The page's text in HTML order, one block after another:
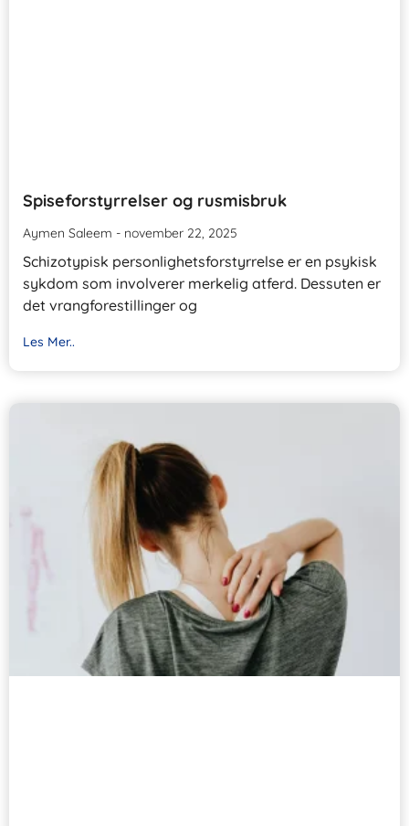
Spiseforstyrrelser og rusmisbruk
Aymen Saleem november 22, 2025
Schizotypisk personlighetsforstyrrelse er en psykisk
sykdom som involverer merkelig atferd. Dessuten er
det vrangforestillinger og
Les Mer..